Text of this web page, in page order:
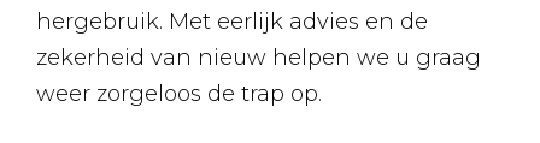
hergebruik. Met eerlijk advies en de
zekerheid van nieuw helpen we u graag
weer zorgeloos de trap op.